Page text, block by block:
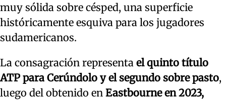
muy sólida sobre césped, una superficie
históricamente esquiva para los jugadores
sudamericanos.
La consagración representa el quinto título
ATP para Cerúndolo y el segundo sobre pasto,
luego del obtenido en Eastbourne en 2023,